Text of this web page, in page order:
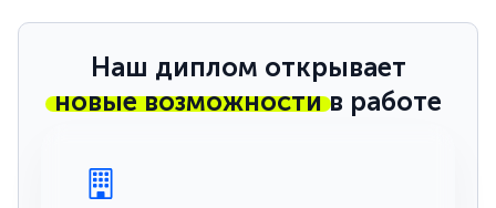
Наш диплом открывает
новые возможностив работе